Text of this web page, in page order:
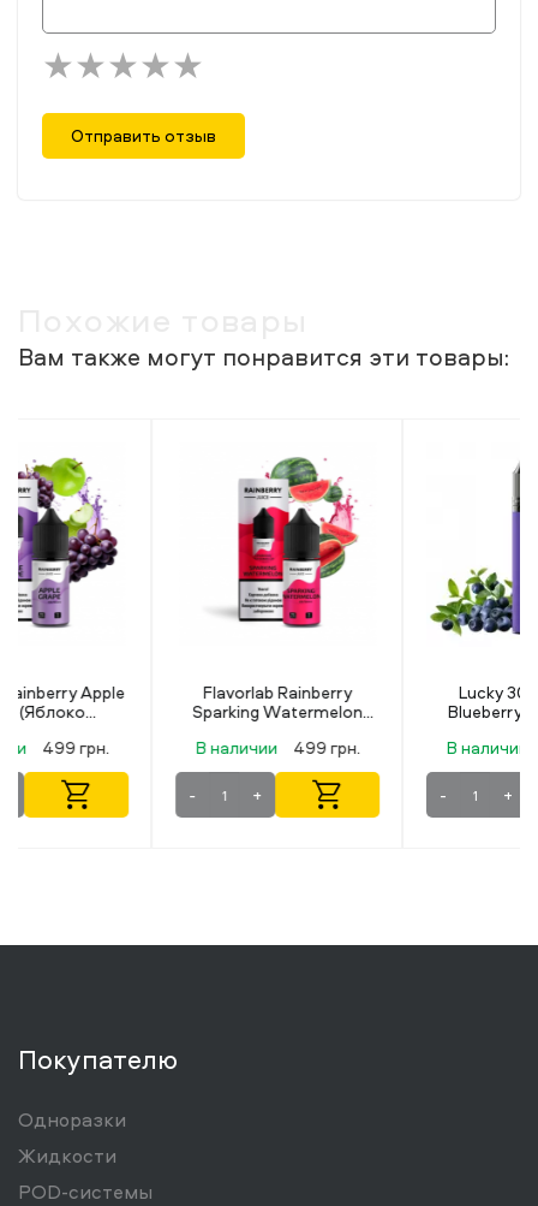
Отправить отзыв
Вам также могут понравится эти товары:
Flavorlab Rainberry
Sparking Watermelon
В наличии 499 грн.
Lucky 30 мл 50 мг
Blueberry Lemonade
В наличии
349 грн.
Покупателю
Одноразки
Жидкости
POD-системы